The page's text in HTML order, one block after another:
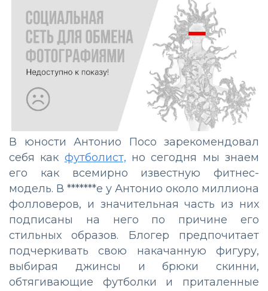
В юности Антонио Посо зарекомендовал
себя как футболист, но сегодня мы знаем
его как всемирно известную фитнес-
модель. В *******е у Антонио около миллиона
фолловеров, и значительная часть из них
подписаны на него по причине его
стильных образов. Блогер предпочитает
подчеркивать свою накачанную фигуру,
выбирая джинсы и брюки скинни,
обтягивающие футболки и приталенные